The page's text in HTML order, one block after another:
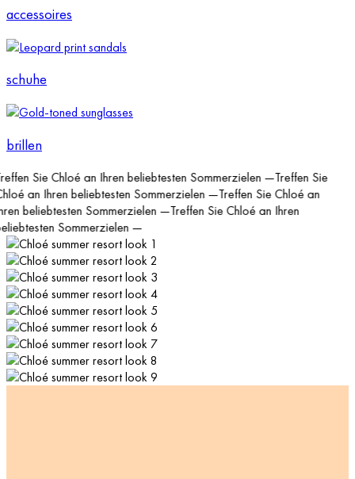
accessoires
schuhe
brillen
Sie Chloé an Ihren beliebtesten Sommerzielen— Treffen Sie
an Ihren beliebtesten Sommerzielen— Treffen Sie Chloé an
beliebtesten Sommerzielen— Treffen Sie Chloé an Ihren
Sommerzielen—